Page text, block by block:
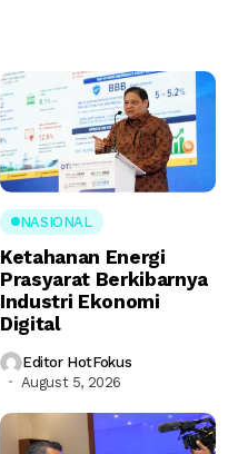
NASIONAL
Ketahanan Energi
Prasyarat Berkibarnya
Industri Ekonomi
Digital
Editor HotFokus
August 5, 2026